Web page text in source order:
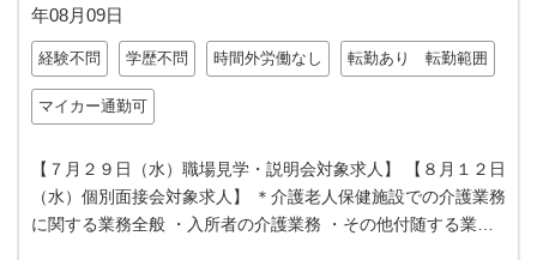
年08月09日
経験不問 学歴不問 時間外労働なし 転勤あり 転勤範囲
マイカー通勤可
【７月２９日（水）職場見学・説明会対象求人】 【８月１２日
（水）個別面接会対象求人】 ＊介護老人保健施設での介護業務
に関する業務全般 ・入所者の介護業務 ・その他付随する業務